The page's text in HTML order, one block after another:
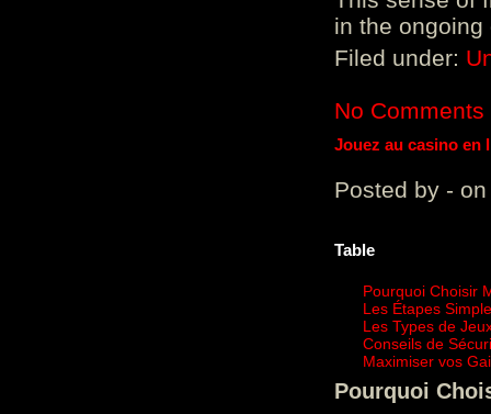
in the ongoing
Filed under:
No Comments
Jouez au casino en
Posted by - on
Table
Pourquoi Choisir
Les Étapes
Les Types de
Conseils de
Maximiser vos
Pourquoi